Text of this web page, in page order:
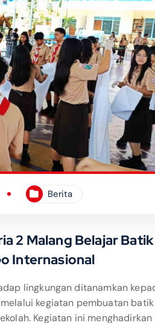
Berita
2 Malang Belajar Batik
Internasional
lingkungan ditanamkan
melalui kegiatan pembuatan batik
Kegiatan ini menghadirkan